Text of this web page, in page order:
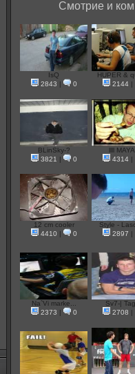
Смотрие и
IsQ
2843
0
HUPER &
2144|
BLinSky-?
3821
0
llll
4314|
12 cm cooler
4410
0
Style -
2897
Na`Vi marke...
2373
0
Sv7-|
2708